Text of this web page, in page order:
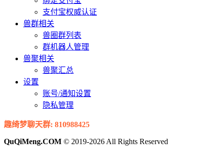
支付宝权威认证
兽群相关
兽圈群列表
群机器人管理
兽聚相关
兽聚汇总
设置
账号/通知设置
隐私管理
趣绮梦聊天群: 810988425
QuQiMeng.COM © 2019-2026 All Rights Reserved